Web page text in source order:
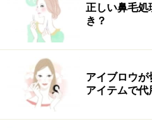
正しい鼻毛
き？
アイブロウ
アイテムで代